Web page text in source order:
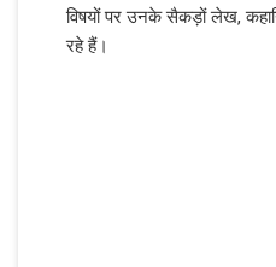
विषयों पर उनके सैकड़ों लेख,
रहे हैं।